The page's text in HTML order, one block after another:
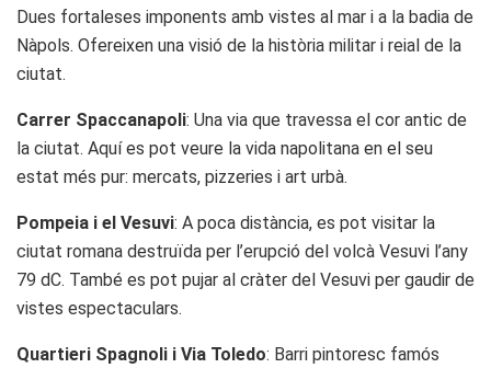
Dues fortaleses imponents amb vistes al mar i a la badia de
Nàpols. Ofereixen una visió de la història militar i reial de la
ciutat.
Carrer Spaccanapoli: Una via que travessa el cor antic de
la ciutat. Aquí es pot veure la vida napolitana en el seu
estat més pur: mercats, pizzeries i art urbà.
Pompeia i el Vesuvi: A poca distància, es pot visitar la
ciutat romana destruïda per l’erupció del volcà Vesuvi l’any
79 dC. També es pot pujar al cràter del Vesuvi per gaudir de
vistes espectaculars.
Quartieri Spagnoli i Via Toledo: Barri pintoresc famós